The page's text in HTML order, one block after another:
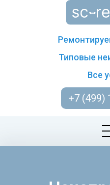
Типовые
Все
+7 (499)